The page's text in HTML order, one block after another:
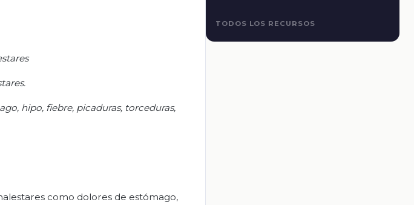
hipo, fiebre, picaduras, torceduras,
como dolores de estómago,
TODOS LOS RECURSOS